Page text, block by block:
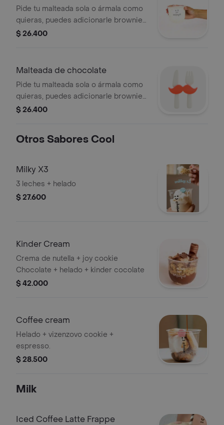
Pide tu malteada sola o ármala como
quieras, puedes adicionarle brownies,
donuts o joy cookies. también puedes
$ 26.400
Malteada de chocolate
Pide tu malteada sola o ármala como
quieras, puedes adicionarle brownies,
donuts o joy cookies. también puedes
$ 26.400
Otros Sabores Cool
Milky X3
3 leches + helado
$ 27.600
Kinder Cream
Crema de nutella + joy cookie
Chocolate + helado + kinder cocolate
$ 42.000
Coffee cream
Helado + vizenzovo cookie +
espresso.
$ 28.500
Milk
Iced Coffee Latte Frappe